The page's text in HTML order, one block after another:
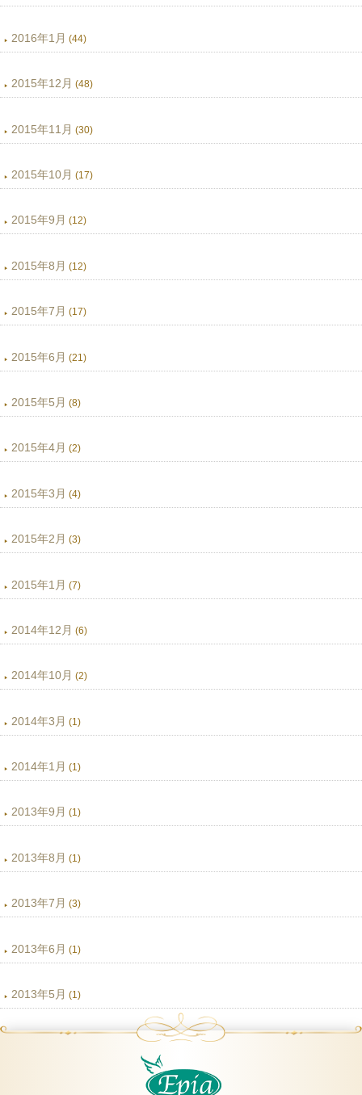
2016年1月 (44)
2015年12月 (48)
2015年11月 (30)
2015年10月 (17)
2015年9月 (12)
2015年8月 (12)
2015年7月 (17)
2015年6月 (21)
2015年5月 (8)
2015年4月 (2)
2015年3月 (4)
2015年2月 (3)
2015年1月 (7)
2014年12月 (6)
2014年10月 (2)
2014年3月 (1)
2014年1月 (1)
2013年9月 (1)
2013年8月 (1)
2013年7月 (3)
2013年6月 (1)
2013年5月 (1)